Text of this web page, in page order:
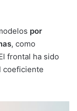
por
, como
frontal ha sido
coeficiente